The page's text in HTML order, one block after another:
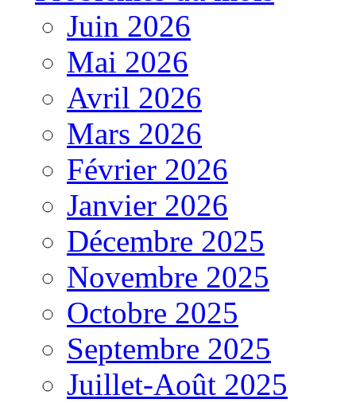
Juin 2026
Mai 2026
Avril 2026
Mars 2026
Février 2026
Janvier 2026
Décembre 2025
Novembre 2025
Octobre 2025
Septembre 2025
Juillet-Août 2025